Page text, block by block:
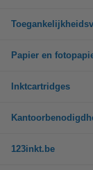
Papier en
Inktcartridges
123inkt.be